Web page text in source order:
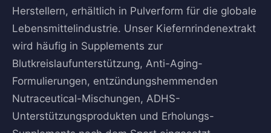
Herstellern, erhältlich in Pulverform für die globale
Lebensmittelindustrie. Unser Kiefernrindenextrakt
wird häufig in Supplements zur
Blutkreislaufunterstützung, Anti-Aging-
Formulierungen, entzündungshemmenden
Nutraceutical-Mischungen, ADHS-
Unterstützungsprodukten und Erholungs-